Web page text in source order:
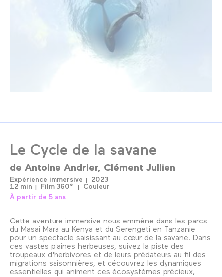
Le Cycle de la savane
de Antoine Andrier Clément Jullien
Expérience immersive
2023
12 min
Film 360°
Couleur
À partir de 5 ans
Cette aventure immersive nous emmène dans les parcs
du Masai Mara au Kenya et du Serengeti en Tanzanie
pour un spectacle saisissant au cœur de la savane. Dans
ces vastes plaines herbeuses, suivez la piste des
troupeaux d'herbivores et de leurs prédateurs au fil des
migrations saisonnières, et découvrez les dynamiques
essentielles qui animent ces écosystèmes précieux,